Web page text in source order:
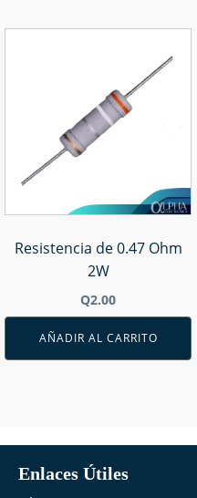
Resistencia de 0.47 Ohm
2W
Q2.00
AÑADIR AL CARRITO
Enlaces Útiles